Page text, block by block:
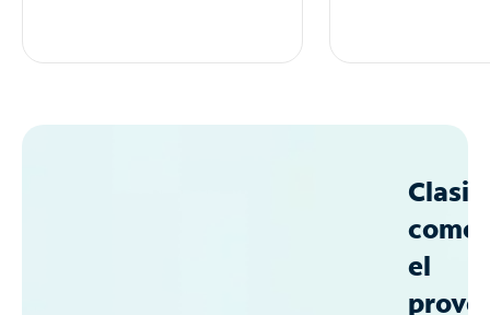
como
el